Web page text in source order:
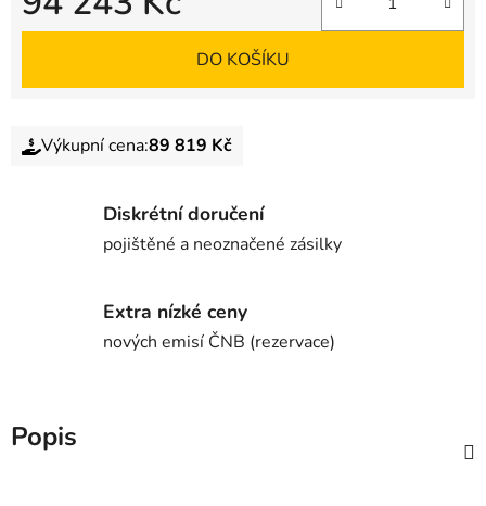
DO KOŠÍKU
Výkupní cena:89 819 Kč
Diskrétní doručení
pojištěné a neoznačené zásilky
Extra nízké ceny
nových emisí ČNB (rezervace)
Popis